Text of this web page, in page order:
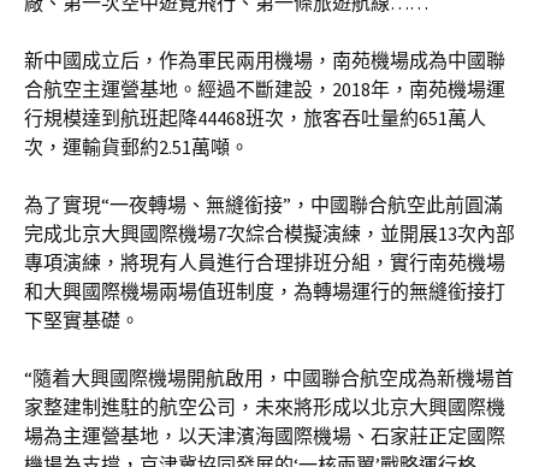
新中國成立后，作為軍民兩用機場，南苑機場成為中國聯
合航空主運營基地。經過不斷建設，2018年，南苑機場運
行規模達到航班起降44468班次，旅客吞吐量約651萬人
次，運輸貨郵約2.51萬噸。
為了實現“一夜轉場、無縫銜接”，中國聯合航空此前圓滿
完成北京大興國際機場7次綜合模擬演練，並開展13次內部
專項演練，將現有人員進行合理排班分組，實行南苑機場
和大興國際機場兩場值班制度，為轉場運行的無縫銜接打
下堅實基礎。
“隨着大興國際機場開航啟用，中國聯合航空成為新機場首
家整建制進駐的航空公司，未來將形成以北京大興國際機
場為主運營基地，以天津濱海國際機場、石家莊正定國際